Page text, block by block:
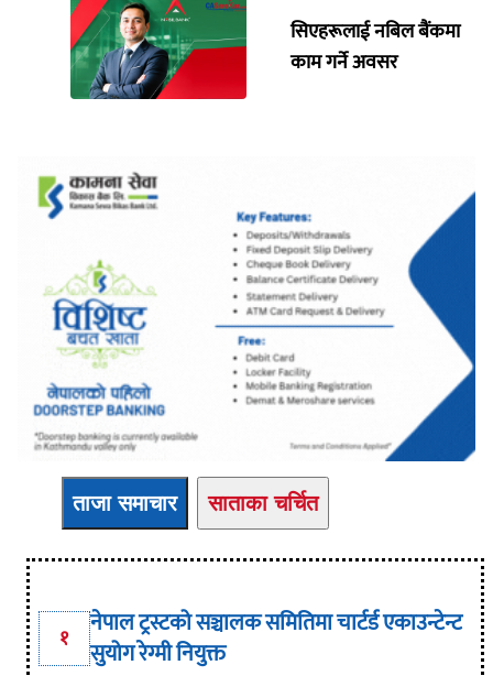
सिएहरूलाई नबिल बैंकमा
काम गर्ने अवसर
ताजा समाचार साताका चर्चित
१
नेपाल ट्रस्टको सञ्चालक समितिमा चार्टर्ड एकाउन्टेन्ट
सुयोग रेग्मी नियुक्त